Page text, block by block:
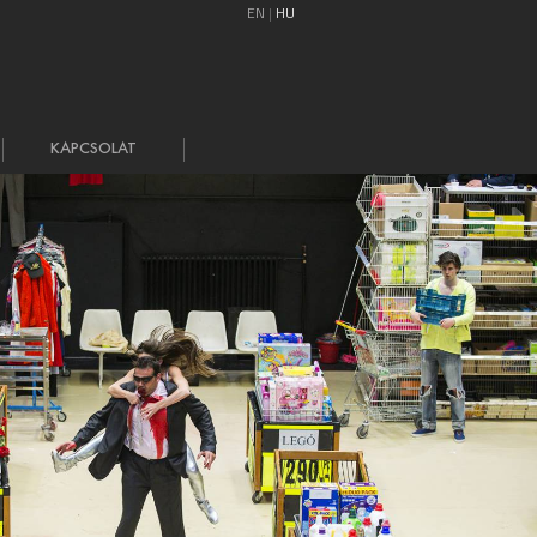
EN HU
KAPCSOLAT